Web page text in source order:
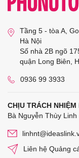
Tầng 5 - tòa A,
Hà Nội
Số nhà 2B ngõ
quận Long Biên,
0936 99 3933
CHỊU TRÁCH NHIỆM
Bà Nguyễn Thùy Linh
Liên hệ Quảng